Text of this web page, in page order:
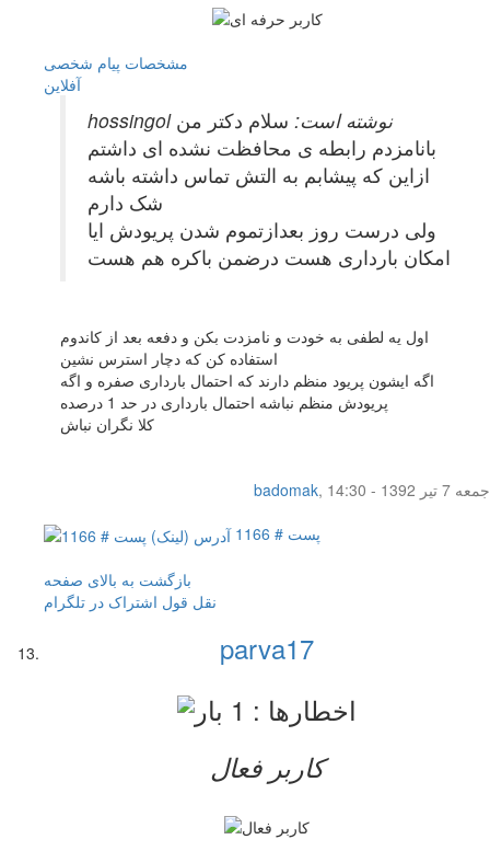
مشخصات پیام شخصی
آفلاين
hossingol نوشته است: سلام دکتر من
بانامزدم رابطه ی محافظت نشده ای داشتم
ازاین که پیشابم به التش تماس داشته باشه
شک دارم
ولی درست روز بعدازتموم شدن پریودش ایا
امکان بارداری هست درضمن باکره هم هست
اول یه لطفی به خودت و نامزدت بکن و دفعه بعد از کاندوم
استفاده کن که دچار استرس نشین
اگه ایشون پریود منظم دارند که احتمال بارداری صفره و اگه
پریودش منظم نباشه احتمال بارداری در حد 1 درصده
کلا نگران نباش
badomak,
جمعه 7 تیر 1392 - 14:30
پست # 1166
بازگشت به بالای صفحه
نقل قول اشتراک در تلگرام
parva17
کاربر فعال